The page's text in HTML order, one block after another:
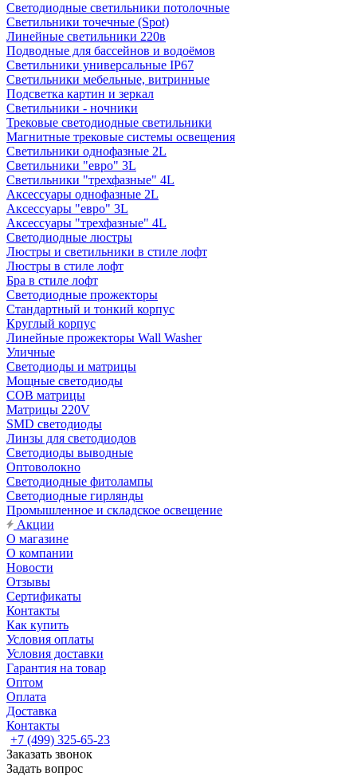
Светодиодные светильники потолочные
Светильники точечные (Spot)
Линейные светильники 220в
Подводные для бассейнов и водоёмов
Светильники универсальные IP67
Светильники мебельные, витринные
Подсветка картин и зеркал
Светильники - ночники
Трековые светодиодные светильники
Магнитные трековые системы освещения
Светильники однофазные 2L
Светильники "евро" 3L
Светильники "трехфазные" 4L
Аксессуары однофазные 2L
Аксессуары "евро" 3L
Аксессуары "трехфазные" 4L
Светодиодные люстры
Люстры и светильники в стиле лофт
Люстры в стиле лофт
Бра в стиле лофт
Светодиодные прожекторы
Стандартный и тонкий корпус
Круглый корпус
Линейные прожекторы Wall Washer
Уличные
Светодиоды и матрицы
Мощные светодиоды
COB матрицы
Матрицы 220V
SMD светодиоды
Линзы для светодиодов
Светодиоды выводные
Оптоволокно
Светодиодные фитолампы
Светодиодные гирлянды
Промышленное и складское освещение
Акции
О магазине
О компании
Новости
Отзывы
Сертификаты
Контакты
Как купить
Условия оплаты
Условия доставки
Гарантия на товар
Оптом
Оплата
Доставка
Контакты
+7 (499) 325-65-23
Заказать звонок
Задать вопрос